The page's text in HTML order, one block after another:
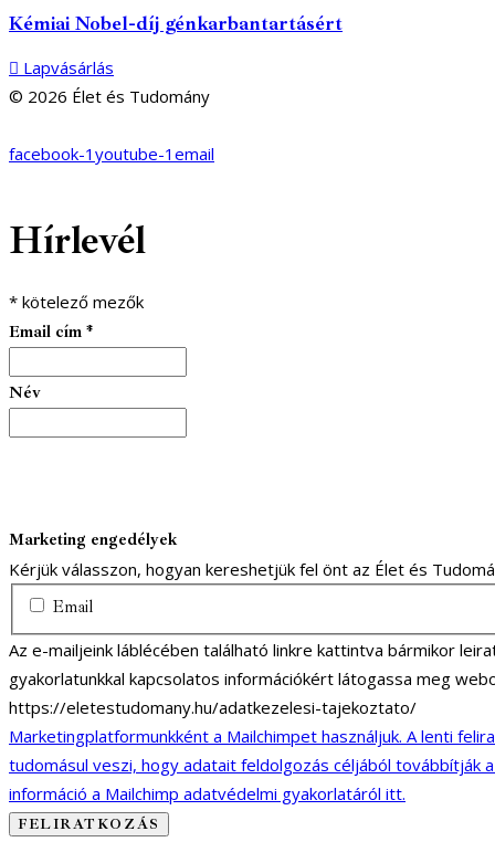
Kémiai Nobel-díj génkarbantartásért
Lapvásárlás
© 2026 Élet és Tudomány
facebook-1 youtube-1 email
Hírlevél
* kötelező mezők
Email cím *
Név
Marketing engedélyek
Kérjük válasszon, hogyan kereshetjük fel önt az Élet és
Email
Az e-mailjeink láblécében található linkre kattintva bármikor
gyakorlatunkkal kapcsolatos információkért látogassa meg
https://eletestudomany.hu/adatkezelesi-tajekoztato/
Marketingplatformunkként a Mailchimpet használjuk. A lenti
tudomásul veszi, hogy adatait feldolgozás céljából továbbítják
információ a Mailchimp adatvédelmi gyakorlatáról itt.